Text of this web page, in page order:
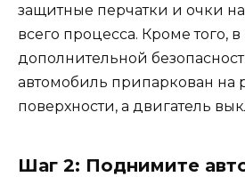
защитные перчатки и очки
всего процесса. Кроме того,
дополнительной
автомобиль припаркован на
поверхности, а двигатель
Шаг 2: Поднимите